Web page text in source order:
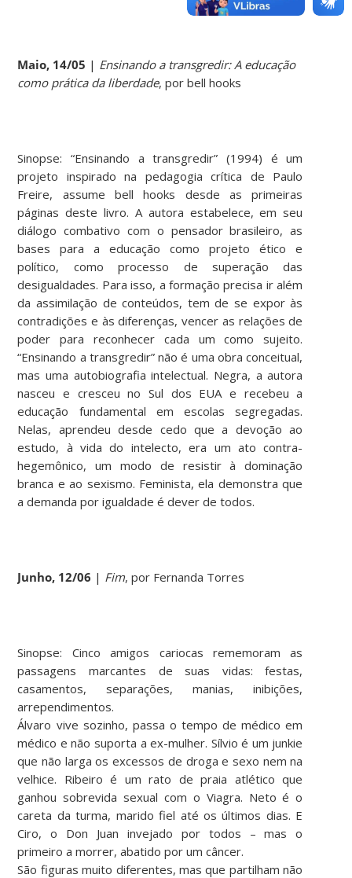
Maio, 14/05 | Ensinando a transgredir: A educação
como prática da liberdade, por bell hooks
Sinopse: “Ensinando a transgredir” (1994) é um
projeto inspirado na pedagogia crítica de Paulo
Freire, assume bell hooks desde as primeiras
páginas deste livro. A autora estabelece, em seu
diálogo combativo com o pensador brasileiro, as
bases para a educação como projeto ético e
político, como processo de superação das
desigualdades. Para isso, a formação precisa ir além
da assimilação de conteúdos, tem de se expor às
contradições e às diferenças, vencer as relações de
poder para reconhecer cada um como sujeito.
“Ensinando a transgredir” não é uma obra conceitual,
mas uma autobiografia intelectual. Negra, a autora
nasceu e cresceu no Sul dos EUA e recebeu a
educação fundamental em escolas segregadas.
Nelas, aprendeu desde cedo que a devoção ao
estudo, à vida do intelecto, era um ato contra-
hegemônico, um modo de resistir à dominação
branca e ao sexismo. Feminista, ela demonstra que
a demanda por igualdade é dever de todos.
Junho, 12/06 | Fim, por Fernanda Torres
Sinopse: Cinco amigos cariocas rememoram as
passagens marcantes de suas vidas: festas,
casamentos, separações, manias, inibições,
arrependimentos.
Álvaro vive sozinho, passa o tempo de médico em
médico e não suporta a ex-mulher. Sílvio é um junkie
que não larga os excessos de droga e sexo nem na
velhice. Ribeiro é um rato de praia atlético que
ganhou sobrevida sexual com o Viagra. Neto é o
careta da turma, marido fiel até os últimos dias. E
Ciro, o Don Juan invejado por todos – mas o
primeiro a morrer, abatido por um câncer.
São figuras muito diferentes, mas que partilham não